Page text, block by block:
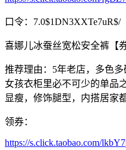
口令：7.0$1DN3XXTe7uR$/
喜娜儿冰蚕丝宽松安全裤【
推荐理由：5年老店，多色
女孩衣柜里必不可少的单品
显瘦，修饰腿型，内搭居家
领券：
https://s.click.taobao.com/